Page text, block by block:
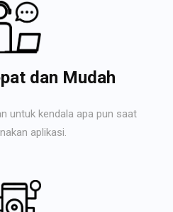
dan Mudah
untuk kendala apa pun saat
aplikasi.